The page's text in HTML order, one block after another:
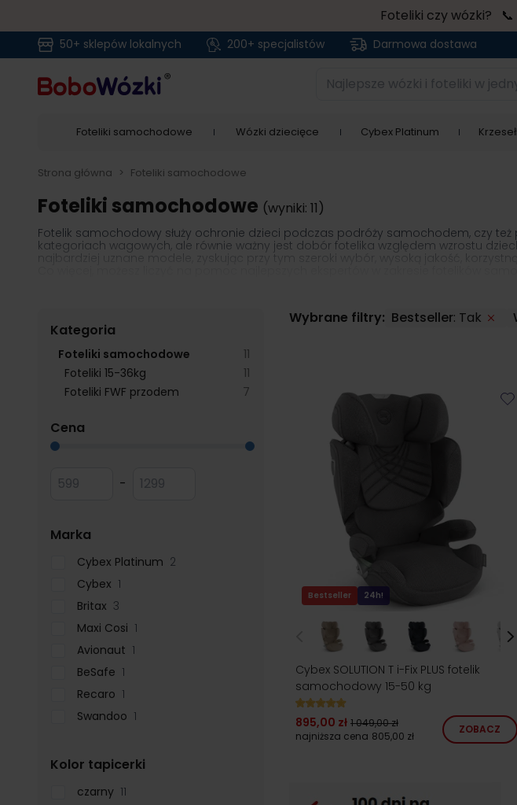
Foteliki czy wózki?
50+ sklepów lokalnych 200+ specjalistów Darmowa dostawa
Najlepsze wózki i foteliki w
Foteliki samochodowe Wózki dziecięce Cybex Platinum
Strona główna > Foteliki samochodowe
Foteliki samochodowe (wyniki: 11)
Fotelik samochodowy służy ochronie dzieci podczas podróży samochodem, czy
kategoriach wagowych, ale równie ważny jest dobór fotelika względem wzrostu
najbardziej uznane modele, zyskując przy tym szeroki wybór, wysoką jakość,
stacjonarnych BoboWózki znajdziesz wyszkolonych i doświadczonych
Kategoria
Foteliki samochodowe 11
Foteliki 15-36kg
11
Foteliki FWF przodem
7 products available
Cena
Minimum value
- Maksymalna wartość
Marka
Cybex Platinum 2
Cybex 1
Britax 3
Maxi Cosi 1
Avionaut 1
BeSafe 1
Recaro 1
Swandoo 1
Kolor tapicerki
czarny 11
Wybrane filtry: Bestseller: Tak
Bestseller 24h!
Cybex SOLUTION T i-Fix PLUS fotelik
samochodowy 15-50 kg
895,00 zł 1 049,00 zł
najniższa cena 805,00 zł
ZOBACZ